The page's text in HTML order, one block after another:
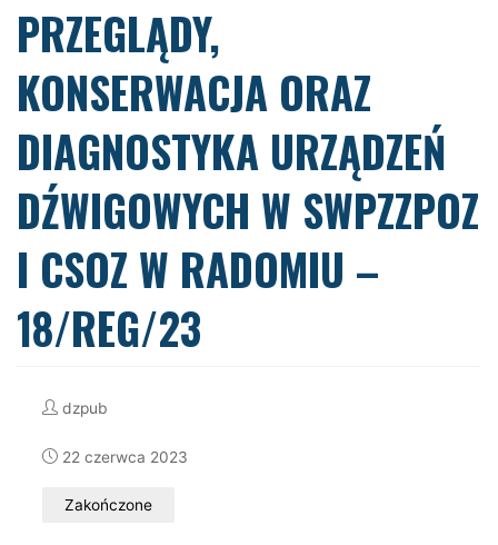
PRZEGLĄDY,
KONSERWACJA ORAZ
DIAGNOSTYKA URZĄDZEŃ
DŹWIGOWYCH W SWPZZPOZ
I CSOZ W RADOMIU –
18/REG/23
dzpub
22 czerwca 2023
Zakończone